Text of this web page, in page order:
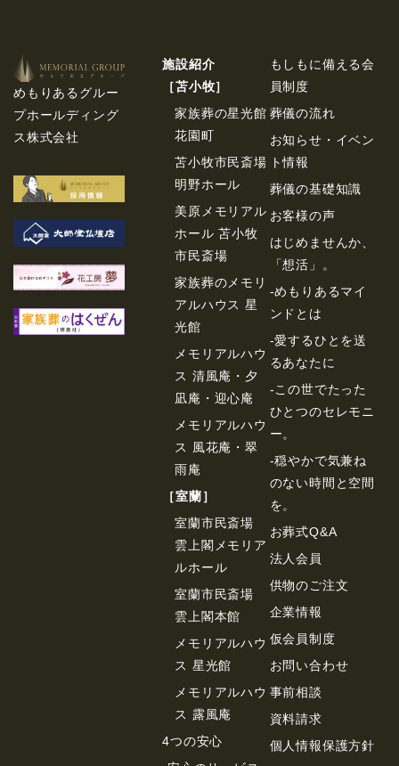
めもりあるグルー
プホールディング
ス株式会社
施設紹介
［苫⼩牧］
家族葬の星光館
花園町
苫小牧市民斎場
明野ホール
美原メモリアル
ホール 苫小牧
市民斎場
家族葬のメモリ
アルハウス 星
光館
メモリアルハウ
ス 清風庵・夕
凪庵・迎心庵
メモリアルハウ
ス 風花庵・翠
雨庵
［室蘭］
室蘭市民斎場
雲上閣メモリア
ルホール
室蘭市民斎場
雲上閣本館
メモリアルハウ
ス 星光館
メモリアルハウ
ス 露風庵
4つの安心
もしもに備える会
員制度
葬儀の流れ
お知らせ・イベン
ト情報
葬儀の基礎知識
お客様の声
はじめませんか、
「想活」。
-めもりあるマイ
ンドとは
-愛するひとを送
るあなたに
-この世でたった
ひとつのセレモニ
ー。
-穏やかで気兼ね
のない時間と空間
を。
お葬式Q&A
法⼈会員
供物のご注⽂
企業情報
仮会員制度
お問い合わせ
事前相談
資料請求
個⼈情報保護⽅針